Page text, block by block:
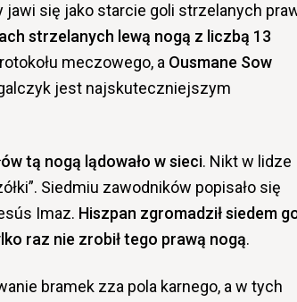
jawi się jako starcie goli strzelanych
strzelanych lewą nogą z liczbą 13
meczowego, a Ousmane Sow
jest najskuteczniejszym
tą nogą lądowało w sieci. Nikt w lidze
Siedmiu zawodników popisało się
Imaz. Hiszpan zgromadził siedem
raz nie zrobił tego prawą nogą.
bramek zza pola karnego, a w tych